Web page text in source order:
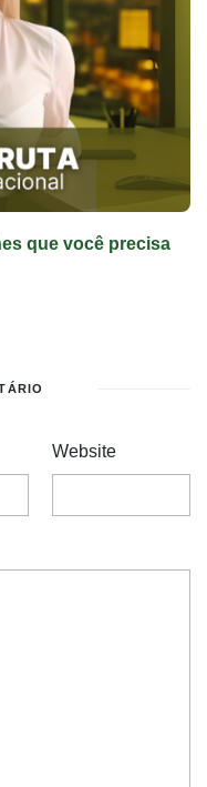
que você precisa
Website